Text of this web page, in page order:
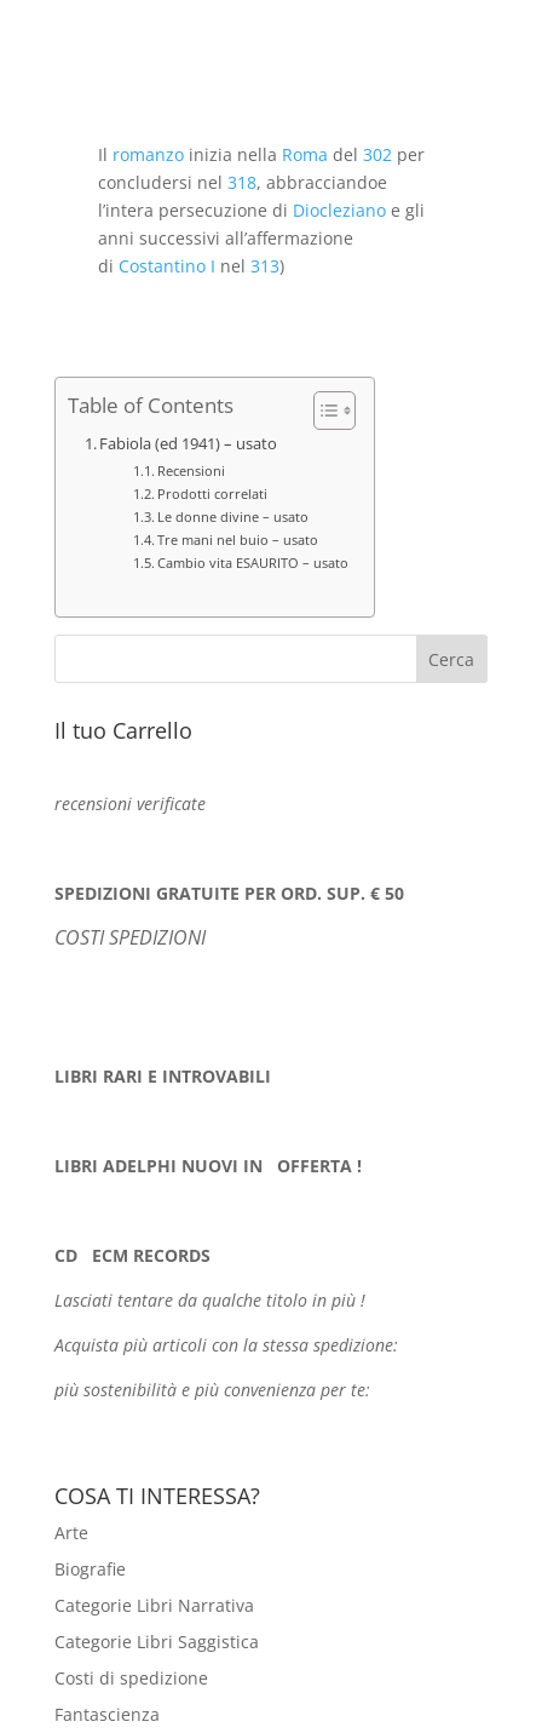
Il romanzoinizia nella Roma del 302per
concludersi nel 318, abbracciandoe
l’intera persecuzione di Dioclezianoe gli
anni successivi all’affermazione
di Costantino I nel 313)
Table of Contents
Fabiola (ed 1941) – usato
Recensioni
Prodotti correlati
Le donne divine – usato
Tre mani nel buio – usato
Cambio vita ESAURITO – usato
Il tuo Carrello
recensioni verificate
SPEDIZIONI GRATUITE PER ORD. SUP. € 50
COSTI SPEDIZIONI
LIBRI RARI E INTROVABILI
LIBRI ADELPHI NUOVI IN OFFERTA !
CD
ECM RECORDS
Lasciati tentare da qualche titolo in più !
Acquista più articoli con la stessa spedizione:
più sostenibilità e più convenienza per te:
COSA TI INTERESSA?
Arte
Biografie
Categorie Libri Narrativa
Categorie Libri Saggistica
Costi di spedizione
Fantascienza